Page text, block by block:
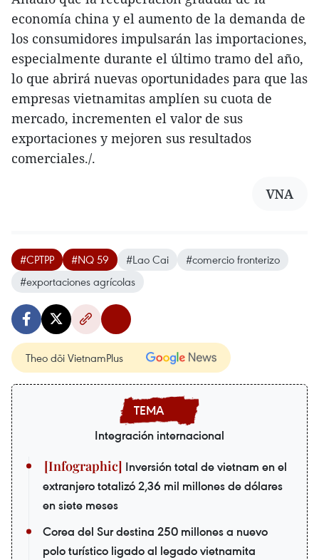
economía china y el aumento de la demanda de
los consumidores impulsarán las importaciones,
especialmente durante el último tramo del año,
lo que abrirá nuevas oportunidades para que las
empresas vietnamitas amplíen su cuota de
mercado, incrementen el valor de sus
exportaciones y mejoren sus resultados
comerciales./.
VNA
#CPTPP #NQ 59 #Lao Cai
#comercio fronterizo
#exportaciones agrícolas
Theo dõi VietnamPlus
Integración internacional
Inversión total de vietnam en el
extranjero totalizó 2,36 mil millones de dólares
en siete meses
Corea del Sur destina 250 millones a nuevo
polo turístico ligado al legado vietnamita